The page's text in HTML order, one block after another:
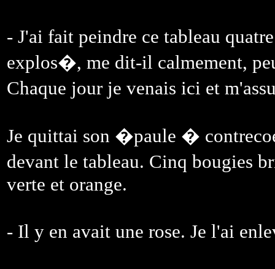
- J'ai fait peindre ce tableau
explos�, me dit-il calmement,
Chaque jour je venais ici et
Je quittai son �paule �
devant le tableau. Cinq bougies
verte et orange.
- Il y en avait une rose. Je l'ai